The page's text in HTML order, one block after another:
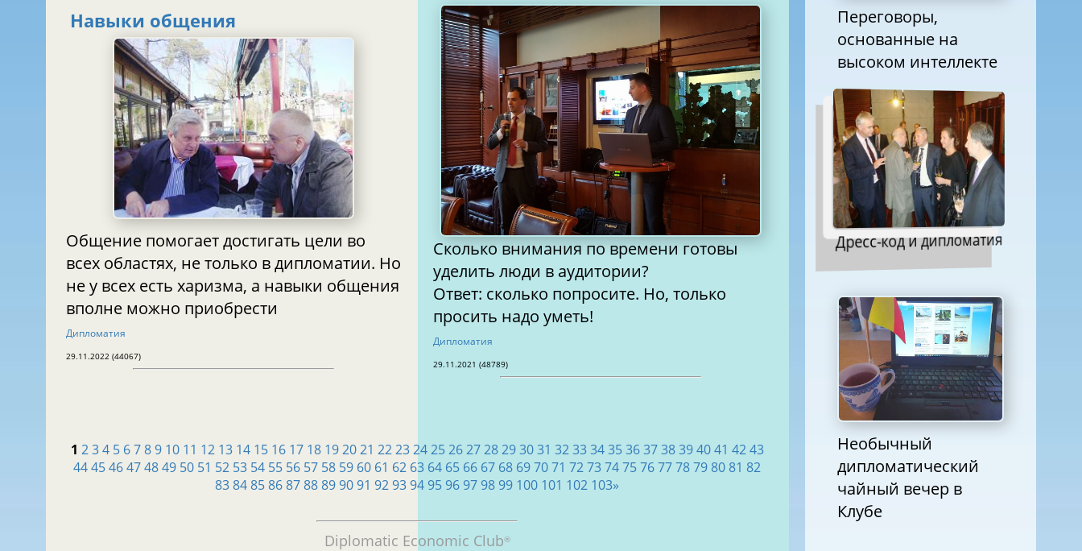
Навыки общения
Общение помогает достигать цели во
всех областях, не только в дипломатии. Но
не у всех есть харизма, а навыки общения
вполне можно приобрести
Дипломатия
29.11.2022 (44067)
Сколько внимания по времени готовы
уделить люди в аудитории?
Ответ: сколько попросите. Но, только
просить надо уметь!
Дипломатия
29.11.2021 (48789)
1 234 5 6789 10 11 12 13 14 15 16 17 18 192021 22232425262728293031 32333435363738394041 4243
444546474849 50 51 52 53 54 55 56 57 58 59 60 61 62 63 64 65 66 67 68 697071 7273747576777879 80 81 82
838485868788899091 929394 95 96 97 98 99 100 101 102 103»
Diplomatic Economic Club®
Переговоры,
основанные на
высоком интеллекте
Дресс-код и дипломатия
Необычный
дипломатический
чайный вечер в
Клубе